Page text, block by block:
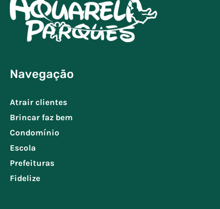
Navegação
Atrair clientes
Brincar faz bem
Condomínio
Escola
Prefeituras
Fidelize